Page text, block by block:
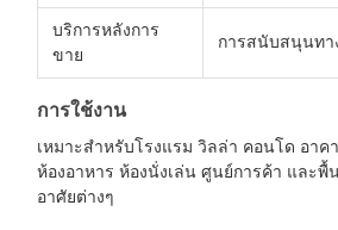
บริการหลังการ
ขาย
การสนับสนุนทา
การใช้งาน
เหมาะสําหรับโรงแรม วิลล่า คอนโด อาค
ห้องอาหาร ห้องนั่งเล่น ศูนย์การค้า และ
อาศัยต่างๆ